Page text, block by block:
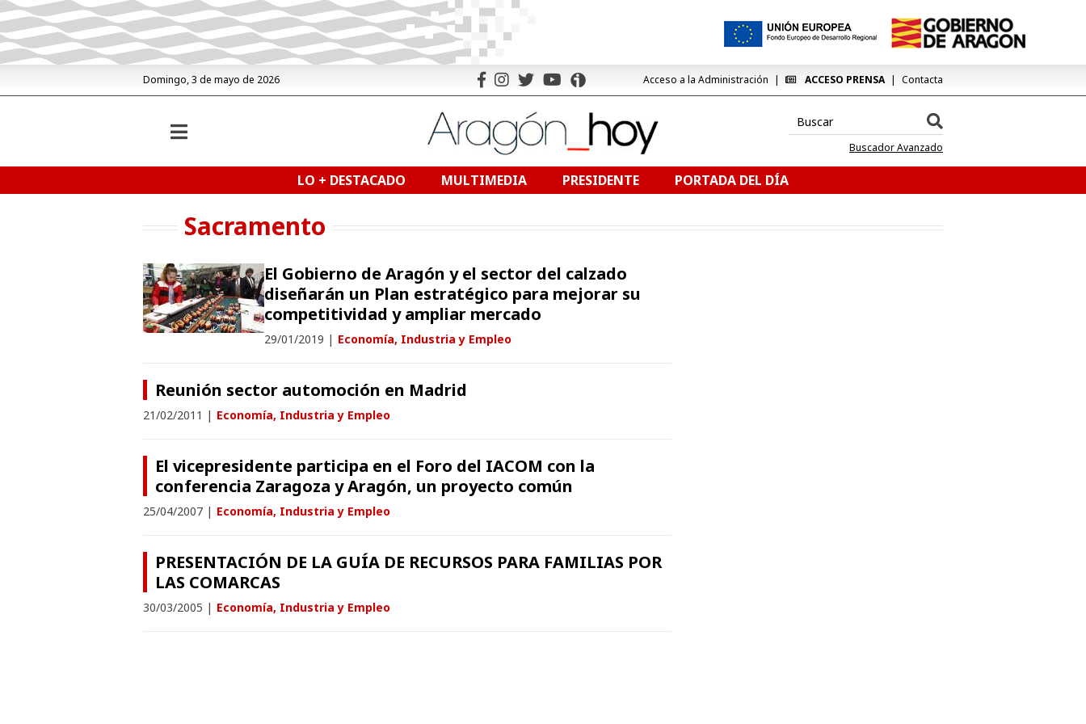
Domingo, 3 de mayo de 2026 Acceso a la Administración ACCESO PRENSA Contacta
Buscador Avanzado
LO + DESTACADO MULTIMEDIA PRESIDENTE PORTADA DEL DÍA
Sacramento
El Gobierno de Aragón y el sector del calzado
diseñarán un Plan estratégico para mejorar su
competitividad y ampliar mercado
29/01/2019 | Economía, Industria y Empleo
Reunión sector automoción en Madrid
21/02/2011 | Economía, Industria y Empleo
El vicepresidente participa en el Foro del IACOM con la
conferencia Zaragoza y Aragón, un proyecto común
25/04/2007 | Economía, Industria y Empleo
PRESENTACIÓN DE LA GUÍA DE RECURSOS PARA FAMILIAS POR
LAS COMARCAS
30/03/2005 | Economía, Industria y Empleo